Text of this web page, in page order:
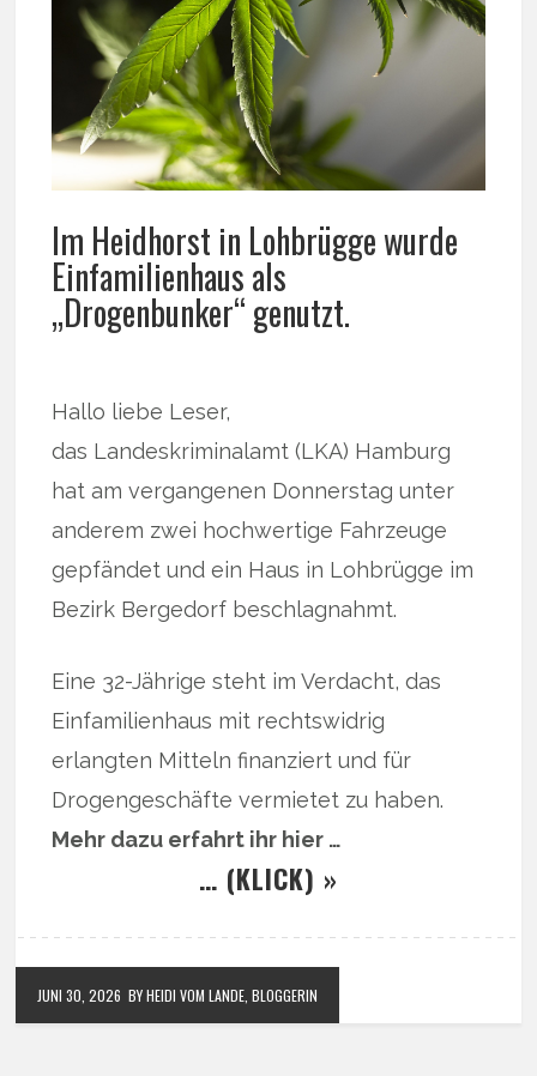
Im Heidhorst in Lohbrügge wurde
Einfamilienhaus als
„Drogenbunker“ genutzt.
Hallo liebe Leser,
das Landeskriminalamt (LKA) Hamburg
hat am vergangenen Donnerstag unter
anderem zwei hochwertige Fahrzeuge
gepfändet und ein Haus in Lohbrügge im
Bezirk Bergedorf beschlagnahmt.
Eine 32-Jährige steht im Verdacht, das
Einfamilienhaus mit rechtswidrig
erlangten Mitteln finanziert und für
Drogengeschäfte vermietet zu haben.
Mehr dazu erfahrt ihr hier …
… (KLICK) »
JUNI 30, 2026 BY HEIDI VOM LANDE, BLOGGERIN